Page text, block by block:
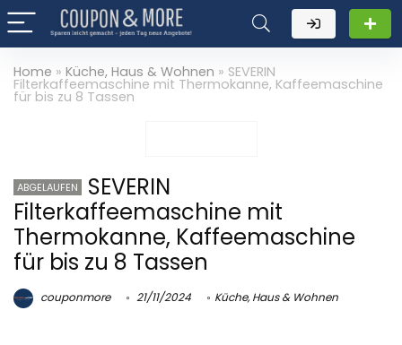
Home » Küche, Haus & Wohnen » SEVERIN
Filterkaffeemaschine mit Thermokanne, Kaffeemaschine
für bis zu 8 Tassen
ABGELAUFEN
SEVERIN
Filterkaffeemaschine mit
Thermokanne, Kaffeemaschine
für bis zu 8 Tassen
couponmore 21/11/2024 Küche, Haus & Wohnen